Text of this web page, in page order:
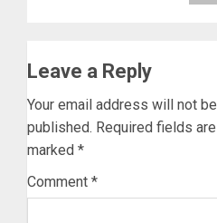
Leave a Reply
Your email address will not be
published. Required fields are
marked *
Comment *